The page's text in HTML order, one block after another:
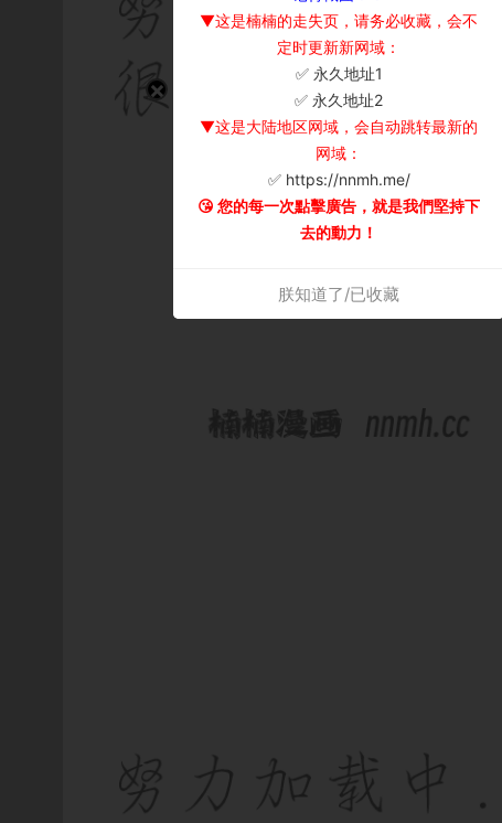
▼这是楠楠的走失页，请务必收藏，会不
定时更新新网域：
✅ 永久地址1
✅ 永久地址2
▼这是大陆地区网域，会自动跳转最新的
网域：
✅ https://nnmh.me/
😘 您的每一次點擊廣告，就是我們堅持下
去的動力！
朕知道了/已收藏
×